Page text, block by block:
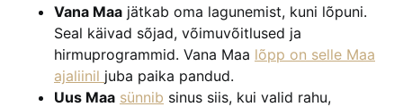
Vana Maa jätkab oma lagunemist, kuni lõpuni.
Seal käivad sõjad, võimuvõitlused ja
hirmuprogrammid. Vana Maa lõpp on selle Maa
ajaliinil juba paika pandud.
Uus Maa sünnib sinus siis, kui valid rahu,